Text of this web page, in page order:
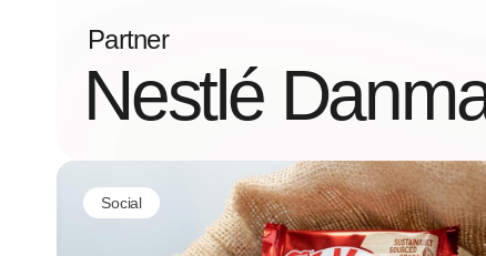
Partner
Nestlé
Social